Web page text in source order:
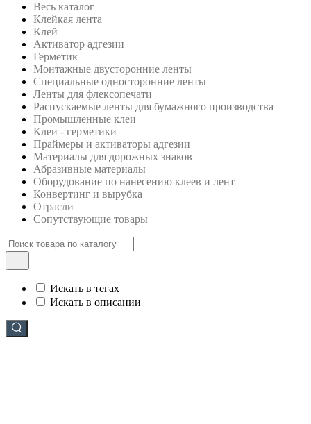
Весь каталог
Клейкая лента
Клей
Активатор адгезии
Герметик
Монтажные двусторонние ленты
Специальные односторонние ленты
Ленты для флексопечати
Распускаемые ленты для бумажного производства
Промышленные клеи
Клеи - герметики
Праймеры и активаторы адгезии
Материалы для дорожных знаков
Абразивные материалы
Оборудование по нанесению клеев и лент
Конвертинг и вырубка
Отрасли
Сопутствующие товары
Искать в тегах
Искать в описании